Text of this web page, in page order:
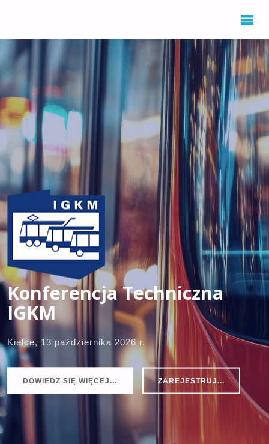
Konferencja Techniczna
IGKM
Kielce, 13 października 2026 r.
DOWIEDZ SIĘ WIĘCEJ... ZAREJESTRUJ...